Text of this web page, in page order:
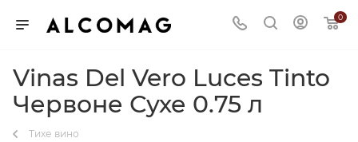
0
Vinas Del Vero Luces Tinto
Червоне Сухе 0.75 л
Тихе вино